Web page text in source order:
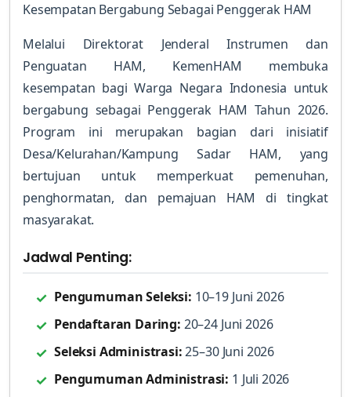
Kesempatan Bergabung Sebagai Penggerak HAM
Melalui Direktorat Jenderal Instrumen dan
Penguatan HAM, KemenHAM membuka
kesempatan bagi Warga Negara Indonesia untuk
bergabung sebagai Penggerak HAM Tahun 2026.
Program ini merupakan bagian dari inisiatif
Desa/Kelurahan/Kampung Sadar HAM, yang
bertujuan untuk memperkuat pemenuhan,
penghormatan, dan pemajuan HAM di tingkat
masyarakat.
Jadwal Penting:
Pengumuman Seleksi: 10–19 Juni 2026
Pendaftaran Daring: 20–24 Juni 2026
Seleksi Administrasi:25–30 Juni 2026
Pengumuman Administrasi: 1 Juli 2026